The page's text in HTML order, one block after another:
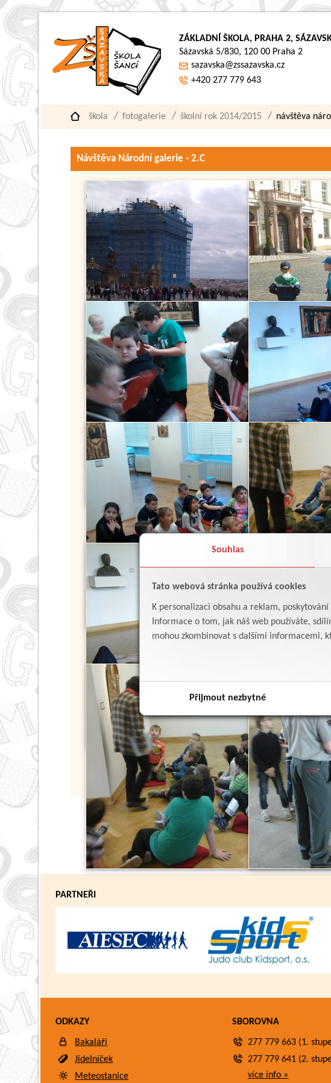
Souhlas
Tato webová stránka používá cookies
K personalizaci obsahu a reklam,
Informace o tom, jak náš web používáte,
mohou zkombinovat s dalšími informacemi,
Přijmout nezbytné
ZÁKLADNÍ ŠKOLA, PRAHA 2,
Sázavská 5/830, 120 00 Praha 2
sazavska@zssazavska.cz
+420 277 779 643
škola fotogalerie školní rok 2014/2015 návštěva
Návštěva Národní galerie - 2.C
PARTNEŘI
ODKAZY
Bakaláři
Jídelníček
Meteostanice
SBOROVNA
277 779 663 (1.
277 779 641 (2.
více info »